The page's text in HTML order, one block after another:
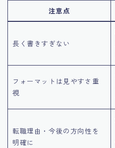
注意点
長く書きすぎない
フォーマットは見やすさ重
視
転職理由・今後の方向性を
明確に